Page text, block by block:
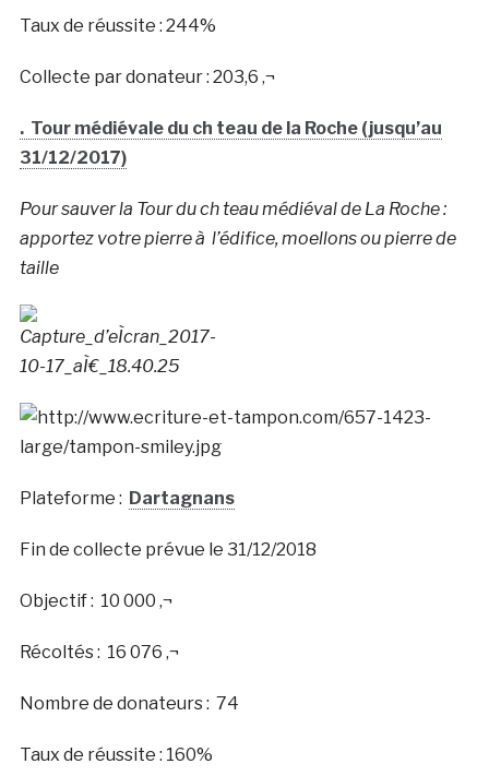
Taux de réussite : 244%
Collecte par donateur : 203,6 ‚¬
. Tour médiévale du ch teau de la Roche (jusqu’au
31/12/2017)
Pour sauver la Tour du ch teau médiéval de La Roche :
apportez votre pierre à l’édifice, moellons ou pierre de
taille
Plateforme : Dartagnans
Fin de collecte prévue le 31/12/2018
Objectif : 10 000 ‚¬
Récoltés : 16 076 ‚¬
Nombre de donateurs : 74
Taux de réussite : 160%